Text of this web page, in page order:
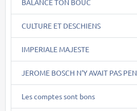
BALANCE TON BOUC
CULTURE ET DESCHIENS
IMPERIALE MAJESTE
JEROME BOSCH N'Y AVAIT PAS PEN
Les comptes sont bons